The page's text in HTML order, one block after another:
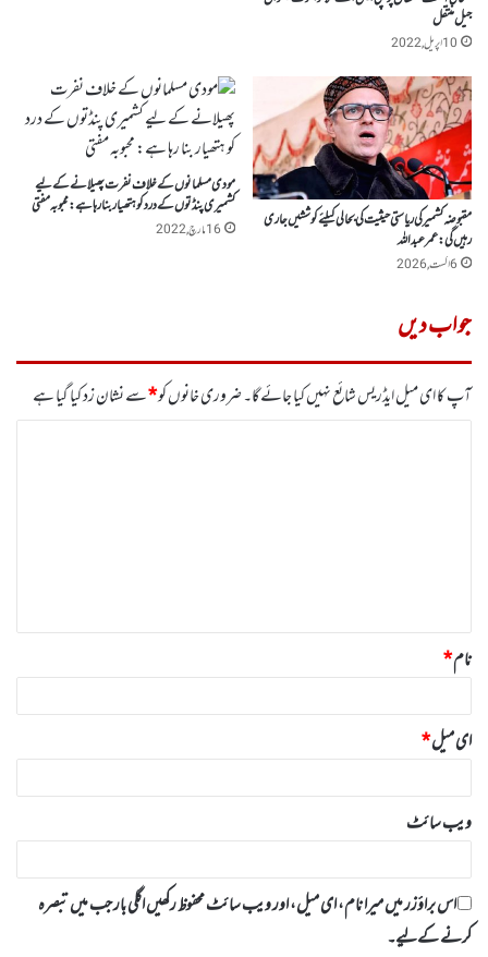
جیل منتقل
10 اپریل, 2022
مقبوضہ کشمیر کی ریاستی حیثیت کی بحالی کیلئے کوششیں جاری
رہیں گی: عمر عبداللہ
6 اگست, 2026
مودی مسلمانوں کے خلاف نفرت پھیلانے کے لیے
کشمیری پنڈتوں کے درد کو ہتھیار بنا رہا ہے: محبوبہ مفتی
16 مارچ, 2022
جواب دیں
آپ کا ای میل ایڈریس شائع نہیں کیا جائے گا۔ضروری خانوں کو*سے نشان زد کیا گیا ہے
نام*
ای میل*
ویب‌ سائٹ
اس براؤزر میں میرا نام، ای میل، اور ویب سائٹ محفوظ رکھیں اگلی بار جب میں تبصرہ
کرنے کےلیے۔